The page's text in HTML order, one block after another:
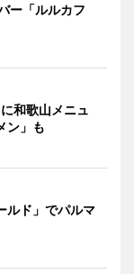
ー「ルルカフ
和歌山メニュ
ン」も
ルド」でパルマ